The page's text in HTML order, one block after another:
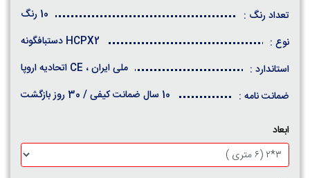
تعداد رنگ :
10 رنگ
نوع :
HCPX2 دستبافگونه
استاندارد :
ملی ایران ، CE اتحادیه اروپا
ضمانت نامه :
10 سال ضمانت کیفی / 30 روز بازگشت
ابعاد